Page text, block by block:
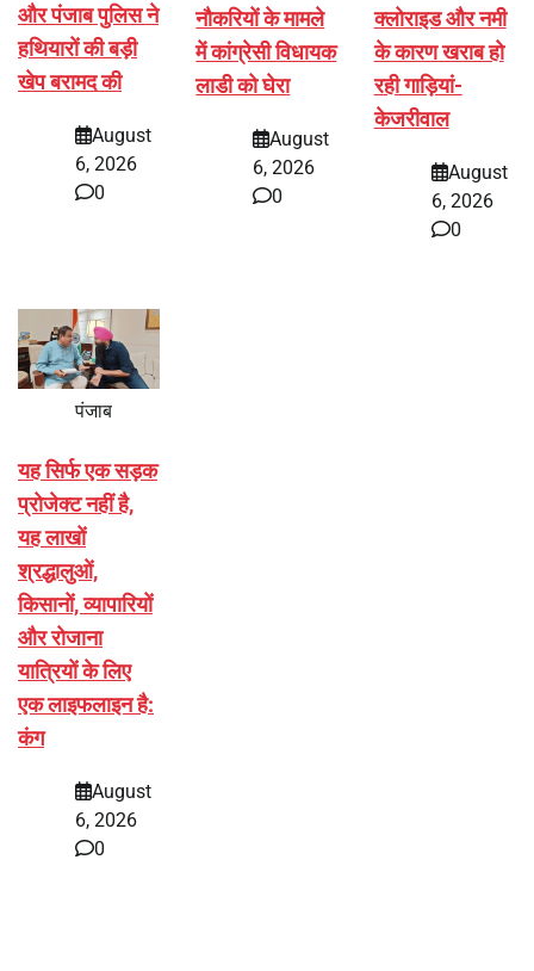
और पंजाब पुलिस ने
हथियारों की बड़ी
खेप बरामद की
August
6, 2026
0
नौकरियों के मामले
में कांग्रेसी विधायक
लाडी को घेरा
August
6, 2026
0
क्लोराइड और नमी
के कारण खराब हो
रही गाड़ियां-
केजरीवाल
August
6, 2026
0
पंजाब
यह सिर्फ एक सड़क
प्रोजेक्ट नहीं है,
यह लाखों
श्रद्धालुओं,
किसानों, व्यापारियों
और रोजाना
यात्रियों के लिए
एक लाइफलाइन है:
कंग
August
6, 2026
0